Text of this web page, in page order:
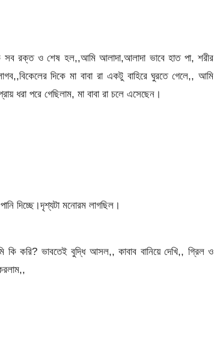
সব রক্ত ও শেষ হল,,আমি আলাদা,আলাদা ভাবে হাত পা, শরীর
দিকে মা বাবা রা একটু বাহিরে ঘুরতে গেলে,, আমি
ধরা পরে গেছিলাম, মা বাবা রা চলে এসেছেন।
দিচ্ছে।দৃশ্যটা মনোরম লাগছিল।
করি? ভাবতেই বুদ্ধি আসল,, কাবাব বানিয়ে দেখি,, গ্রিল ও